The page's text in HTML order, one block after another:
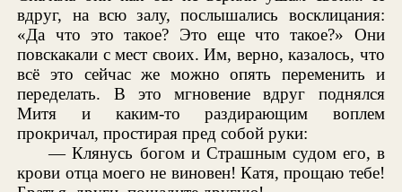
вдруг, на всю залу, послышались восклицания:
«Да что это такое? Это еще что такое?» Они
повскакали с мест своих. Им, верно, казалось, что
всё это сейчас же можно опять переменить и
переделать. В это мгновение вдруг поднялся
Митя и каким-то раздирающим воплем
прокричал, простирая пред собой руки:
— Клянусь богом и Страшным судом его, в
крови отца моего не виновен! Катя, прощаю тебе!